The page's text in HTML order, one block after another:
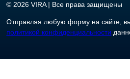
© 2026 VIRA | Все права защищены
Отправляя любую форму на сайте,
политикой конфиденциальности